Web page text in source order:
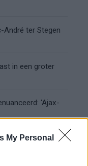
My Personal
André ter Stegen
in een groter
‘Ajax-
Blind coacht,
wordt gebeld